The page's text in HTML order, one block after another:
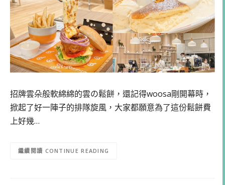
招牌雲朵般軟綿綿的雲の鬆餅，還記得woosa剛開幕時，
掀起了好一陣子的排隊旋風，大家都願意為了這份鬆餅費
上好幾…
CONTINUE READING